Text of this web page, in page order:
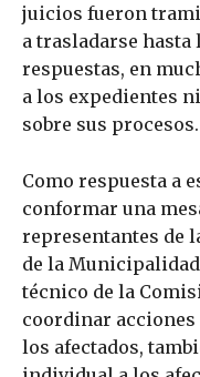
juicios fueron
a trasladarse hasta
respuestas, en
a los expedientes
sobre sus procesos.
Como respuesta a
conformar una
representantes de
de la
técnico de la
coordinar
los afectados,